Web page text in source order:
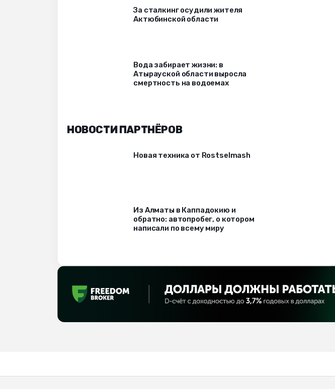
За сталкинг осудили жителя
Актюбинской области
Вода забирает жизни: в
Атырауской области выросла
смертность на водоемах
НОВОСТИ ПАРТНЁРОВ
Новая техника от Rostselmash
Из Алматы в Каппадокию и
обратно: автопробег, о котором
написали по всему миру